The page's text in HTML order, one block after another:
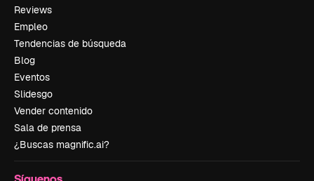
Reviews
Empleo
Tendencias de búsqueda
Blog
Eventos
Slidesgo
Vender contenido
Sala de prensa
¿Buscas magnific.ai?